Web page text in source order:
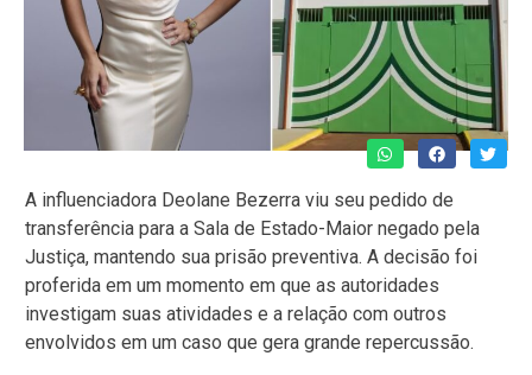
A influenciadora Deolane Bezerra viu seu pedido de
transferência para a Sala de Estado-Maior negado pela
Justiça, mantendo sua prisão preventiva. A decisão foi
proferida em um momento em que as autoridades
investigam suas atividades e a relação com outros
envolvidos em um caso que gera grande repercussão.